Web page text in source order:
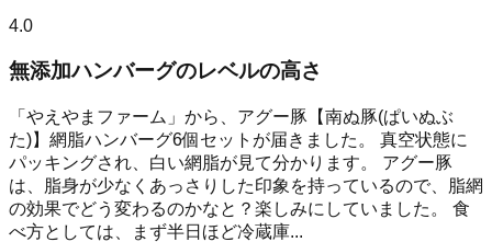
4.0
無添加ハンバーグのレベルの高さ
「やえやまファーム」から、アグー豚【南ぬ豚(ぱいぬぶ
た)】網脂ハンバーグ6個セットが届きました。 真空状態に
パッキングされ、白い網脂が見て分かります。 アグー豚
は、脂身が少なくあっさりした印象を持っているので、脂網
の効果でどう変わるのかなと？楽しみにしていました。 食
べ方としては、まず半日ほど冷蔵庫...